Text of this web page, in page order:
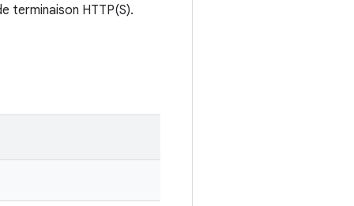
terminaison HTTP(S).